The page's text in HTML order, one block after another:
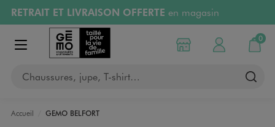
Aller au contenu principal
Aller à la navigation
RETRAIT ET LIVRAISON OFFERTE en magasin
Retours OFFERTSpendant 30 jours
PAYEZ EN 3x SANS FRAIS
RÉSERVATION GRATUITE
Afficher le menu
Chaussures, jupe, T-shirt…
Choisir mon magasin
Mon compte
0
Mon
Accueil GEMO BELFORT